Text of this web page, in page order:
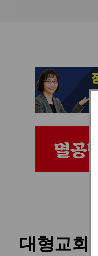
대형교회